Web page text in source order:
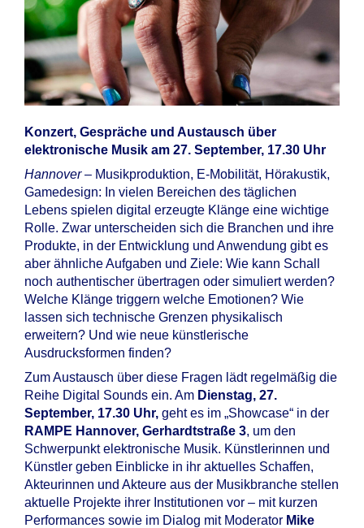
Konzert, Gespräche und Austausch über
elektronische Musik am 27. September, 17.30 Uhr
Hannover– Musikproduktion, E-Mobilität, Hörakustik,
Gamedesign: In vielen Bereichen des täglichen
Lebens spielen digital erzeugte Klänge eine wichtige
Rolle. Zwar unterscheiden sich die Branchen und ihre
Produkte, in der Entwicklung und Anwendung gibt es
aber ähnliche Aufgaben und Ziele: Wie kann Schall
noch authentischer übertragen oder simuliert werden?
Welche Klänge triggern welche Emotionen? Wie
lassen sich technische Grenzen physikalisch
erweitern? Und wie neue künstlerische
Ausdrucksformen finden?
Zum Austausch über diese Fragen lädt regelmäßig die
Reihe Digital Sounds ein. Am Dienstag, 27.
September, 17.30 Uhr, geht es im „Showcase“ in der
RAMPE Hannover, Gerhardtstraße 3, um den
Schwerpunkt elektronische Musik. Künstlerinnen und
Künstler geben Einblicke in ihr aktuelles Schaffen,
Akteurinnen und Akteure aus der Musikbranche stellen
aktuelle Projekte ihrer Institutionen vor – mit kurzen
Performances sowie im Dialog mit Moderator Mike